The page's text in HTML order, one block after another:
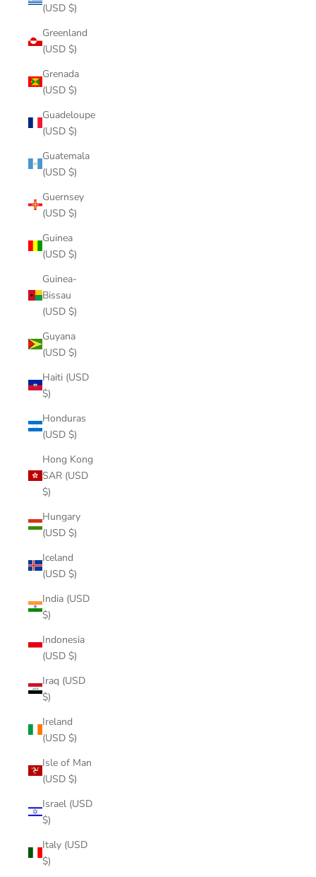
(USD $)
Greenland
(USD $)
Grenada
(USD $)
Guadeloupe
(USD $)
Guatemala
(USD $)
Guernsey
(USD $)
Guinea
(USD $)
Guinea-
Bissau
(USD $)
Guyana
(USD $)
Haiti (USD
$)
Honduras
(USD $)
Hong Kong
SAR (USD
$)
Hungary
(USD $)
Iceland
(USD $)
India (USD
$)
Indonesia
(USD $)
Iraq (USD
$)
Ireland
(USD $)
Isle of Man
(USD $)
Israel (USD
$)
Italy (USD
$)